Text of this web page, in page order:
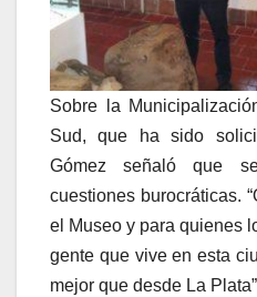
Sobre la
Sud, que ha sido
Gómez señaló que
cuestiones burocráticas.
el Museo y para quienes
gente que vive en esta
mejor que desde La